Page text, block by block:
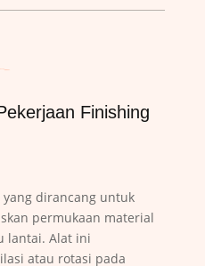
Finishing
dirancang untuk
permukaan material
lantai. Alat ini
atau rotasi pada